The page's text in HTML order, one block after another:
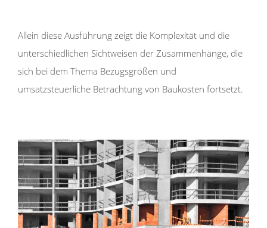
Allein diese Ausführung zeigt die Komplexität und die
unterschiedlichen Sichtweisen der Zusammenhänge, die
sich bei dem Thema Bezugsgrößen und
umsatzsteuerliche Betrachtung von Baukosten fortsetzt.